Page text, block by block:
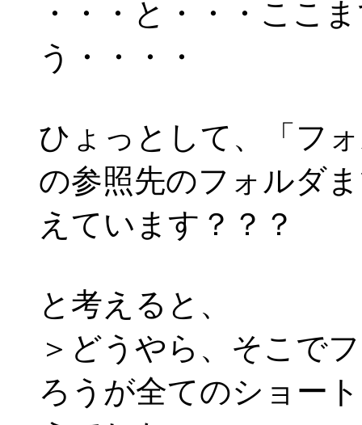
・・・と・・・ここ
う・・・・
ひょっとして、「フ
の参照先のフォルダ
えています？？？
と考えると、
＞どうやら、そこで
ろうが全てのショー